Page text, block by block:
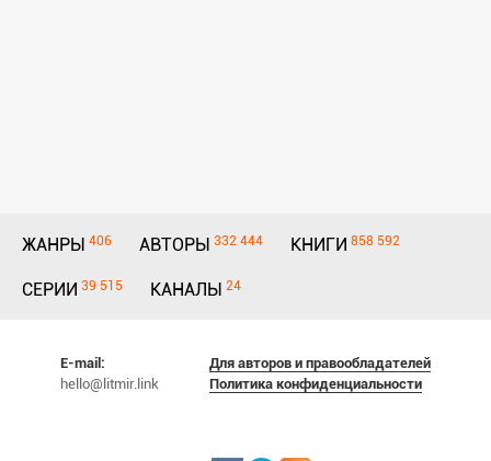
ЖАНРЫ 406 АВТОРЫ 332 444 КНИГИ 858 592
СЕРИИ 39 515 КАНАЛЫ 24
E-mail:
hello@litmir.link
Для авторов и правообладателей
Политика конфиденциальности